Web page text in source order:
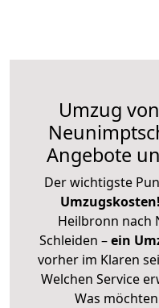
Umzug
Angebote
Der wichtigste
Umzugskosten!
Heilbronn nach
Schleiden –ein
vorher im Klaren
Welchen Service
Was